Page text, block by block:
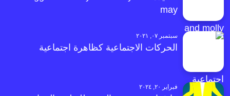
may
سبتمبر ٠٧, ٢٠٢١
الحركات الاجتماعية كظاهرة اجتماعية
فبراير ٢٠, ٢٠٢٤